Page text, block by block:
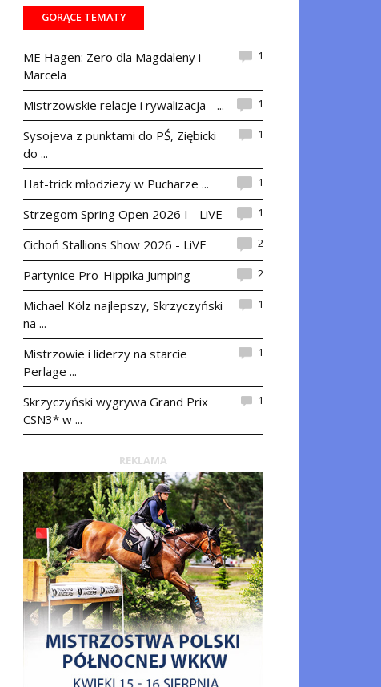
GORĄCE TEMATY
ME Hagen: Zero dla Magdaleny i
Marcela
1
Mistrzowskie relacje i rywalizacja - ... 1
Sysojeva z punktami do PŚ, Ziębicki
do ...
1
Hat-trick młodzieży w Pucharze ... 1
Strzegom Spring Open 2026 I - LiVE 1
Cichoń Stallions Show 2026 - LiVE 2
Partynice Pro-Hippika Jumping 2
Michael Kölz najlepszy, Skrzyczyński
na ...
1
Mistrzowie i liderzy na starcie
Perlage ...
1
Skrzyczyński wygrywa Grand Prix
CSN3* w ...
1
REKLAMA